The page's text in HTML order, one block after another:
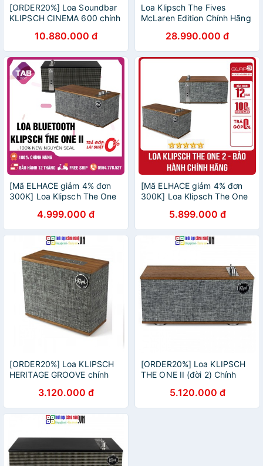
[ORDER20%] Loa Soundbar
KLIPSCH CINEMA 600 chính
12 tháng.10.880.000 đ
Loa Klipsch The Fives
McLaren Edition Chính Hãng
28.990.000 đ
[Mã ELHACE giảm 4% đơn
300K] Loa Klipsch The One
Hành 12Tháng
4.999.000 đ
[Mã ELHACE giảm 4% đơn
300K] Loa Klipsch The One
Anh Duy Audio
5.899.000 đ
[ORDER20%] Loa KLIPSCH
HERITAGE GROOVE chính
12 tháng.3.120.000 đ
[ORDER20%] Loa KLIPSCH
THE ONE II (đời 2) Chính
12 tháng5.120.000 đ